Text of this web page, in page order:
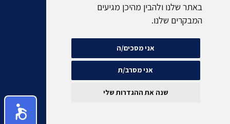
באתר שלנו ולהבין מהיכן מגיעים
המבקרים שלנו.
אני מסכים/ה
אני מסרב/ת
שנה את ההגדרות שלי